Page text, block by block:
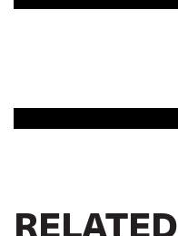
RELATED